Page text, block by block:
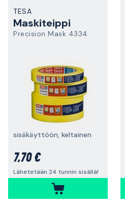
TESA
Maskiteippi
Precision Mask 4334
sisäkäyttöön, keltainen
7,70 €
Lähetetään 24 tunnin sisällä!